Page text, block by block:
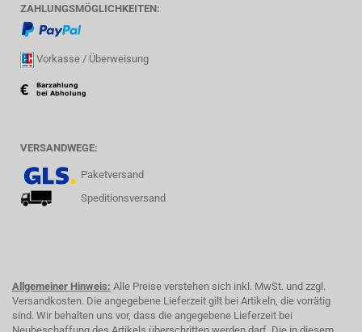
ZAHLUNGSMÖGLICHKEITEN:
Vorkasse / Überweisung
VERSANDWEGE:
Paketversand
Speditionsversand
Allgemeiner Hinweis: Alle Preise verstehen sich inkl. MwSt. und zzgl.
Versandkosten. Die angegebene Lieferzeit gilt bei Artikeln, die vorrätig
sind. Wir behalten uns vor, dass die angegebene Lieferzeit bei